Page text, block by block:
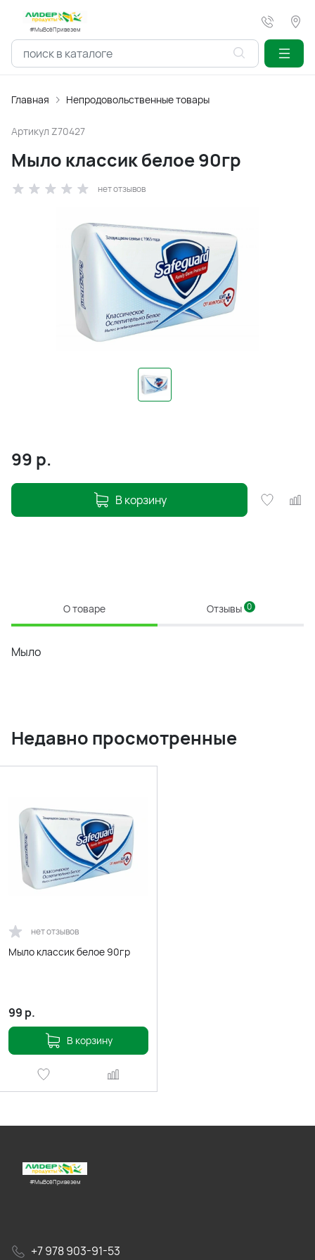
#МыВсёПривезем
Главная Непродовольственные товары
Артикул Z70427
Мыло классик белое 90гр
нет отзывов
99 р.
В корзину
О товаре Отзывы 0
Мыло
Недавно просмотренные
нет отзывов
Мыло классик белое 90гр
99 р.
В корзину
#МыВсёПривезем
+7 978 903-91-53